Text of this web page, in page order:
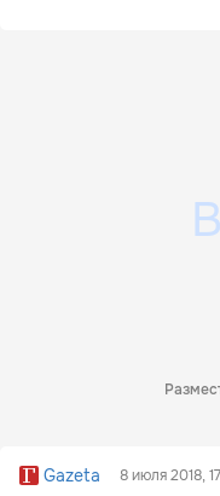
Gazeta 8 июля 2018,